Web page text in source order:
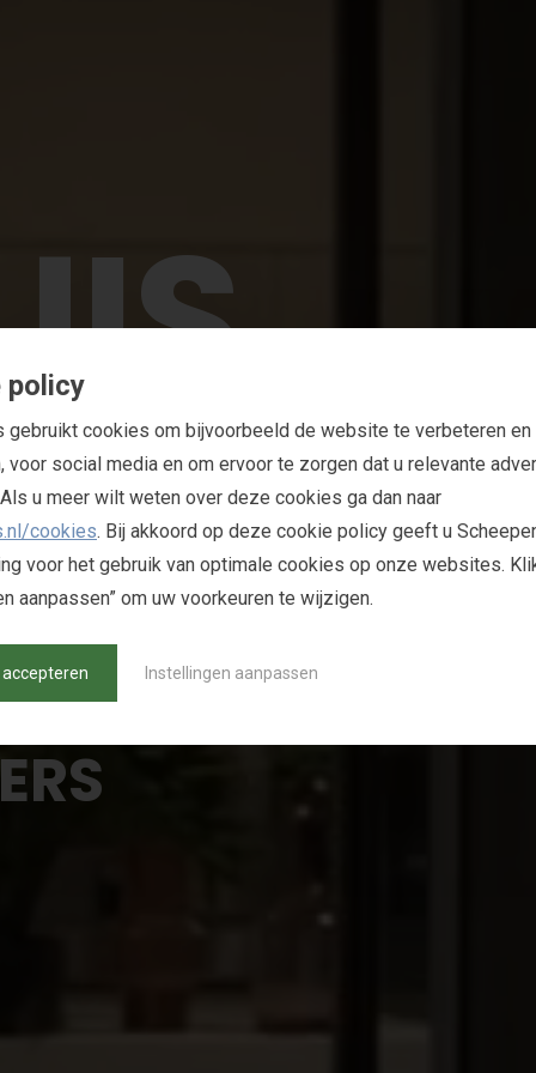
IS
NS
ERS
policy
gebruikt cookies om bijvoorbeeld de website te verbeteren en
voor social media en om ervoor te zorgen dat u relevante
u meer wilt weten over deze cookies ga dan naar
cookies. Bij akkoord op deze cookie policy geeft u
voor het gebruik van optimale cookies op onze websites.
aanpassen” om uw voorkeuren te wijzigen.
accepteren Instellingen aanpassen